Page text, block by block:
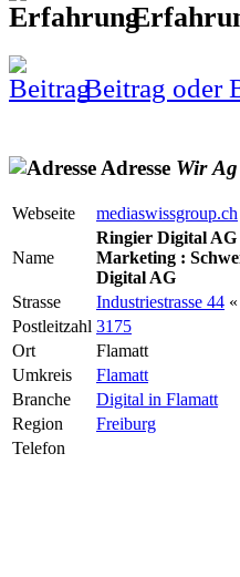
Beitrag oder
Adresse Wir Ag
Webseite mediaswissgroup.ch
Name
Ringier Digital
Marketing :
Digital AG
Strasse
Industriestrasse 44
Postleitzahl 3175
Ort
Flamatt
Umkreis
Flamatt
Branche
Digital in Flamatt
Region
Freiburg
Telefon